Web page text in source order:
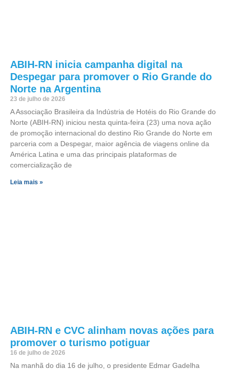
ABIH-RN inicia campanha digital na
Despegar para promover o Rio Grande do
Norte na Argentina
23 de julho de 2026
A Associação Brasileira da Indústria de Hotéis do Rio Grande do
Norte (ABIH-RN) iniciou nesta quinta-feira (23) uma nova ação
de promoção internacional do destino Rio Grande do Norte em
parceria com a Despegar, maior agência de viagens online da
América Latina e uma das principais plataformas de
comercialização de
Leia mais »
ABIH-RN e CVC alinham novas ações para
promover o turismo potiguar
16 de julho de 2026
Na manhã do dia 16 de julho, o presidente Edmar Gadelha